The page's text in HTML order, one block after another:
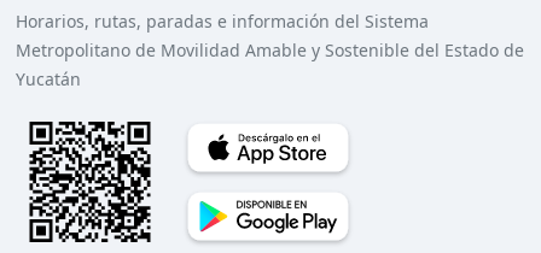
Horarios, rutas, paradas e información del Sistema
Metropolitano de Movilidad Amable y Sostenible del Estado de
Yucatán